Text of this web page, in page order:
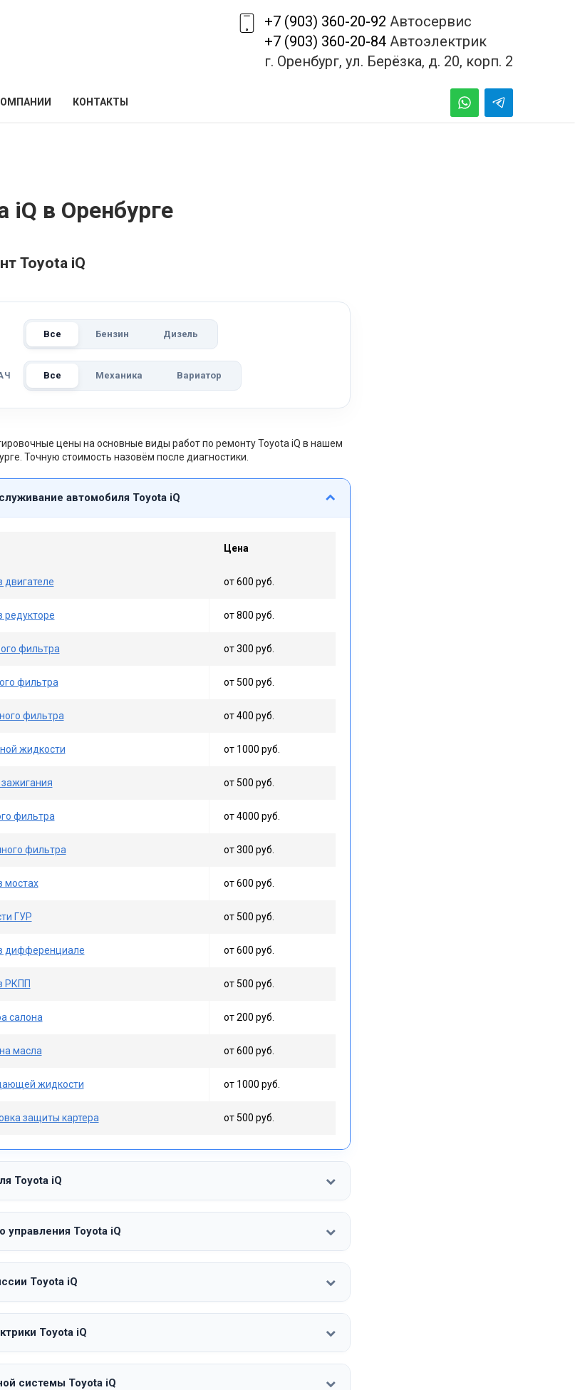
+7 (903) 360-20-92 Автосервис
+7 (903) 360-20-84 Автоэлектрик
г. Оренбург, ул. Берёзка, д. 20, корп. 2
КОНТАКТЫ
iQ в Оренбурге
Toyota iQ
Все Бензин Дизель
Все Механика Вариатор
цены на основные виды работ по ремонту Toyota iQ в нашем
Точную стоимость назовём после диагностики.
автомобиля Toyota iQ
Цена
двигателе от 600 руб.
редукторе от 800 руб.
фильтра от 300 руб.
фильтра от 500 руб.
фильтра от 400 руб.
жидкости от 1000 руб.
от 500 руб.
фильтра от 4000 руб.
фильтра от 300 руб.
мостах от 600 руб.
ГУР от 500 руб.
дифференциале от 600 руб.
РКПП от 500 руб.
салона от 200 руб.
масла от 600 руб.
жидкости от 1000 руб.
защиты картера от 500 руб.
Toyota iQ
управления Toyota iQ
Toyota iQ
Toyota iQ
системы Toyota iQ